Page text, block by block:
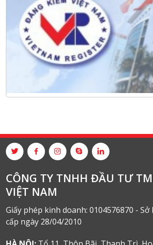
CÔNG TY TNHH ĐẦU TƯ
VIỆT NAM
Giấy phép kinh doanh: 0104576870 -
cấp ngày 28/04/2010